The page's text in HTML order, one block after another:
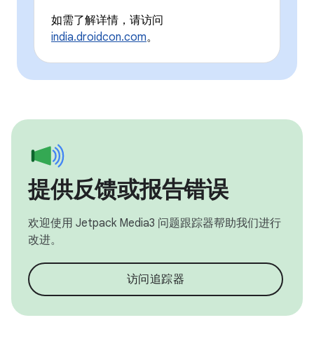
如需了解详情，请访问
india.droidcon.com。
提供反馈或报告错误
欢迎使用 Jetpack Media3 问题跟踪器帮助我们进行
改进。
访问追踪器